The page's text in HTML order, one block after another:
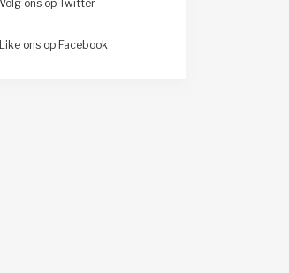
Volg ons op Twitter
Like ons op Facebook